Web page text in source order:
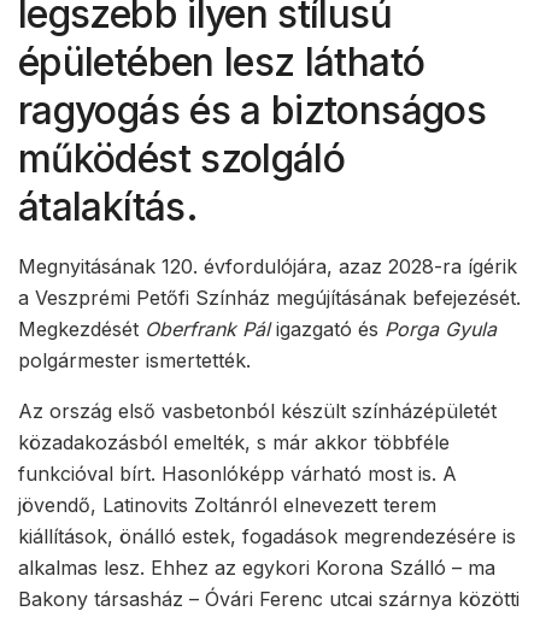
legszebb ilyen stílusú
épületében lesz látható
ragyogás és a biztonságos
működést szolgáló
átalakítás.
Megnyitásának 120. évfordulójára, azaz 2028-ra ígérik
a Veszprémi Petőfi Színház megújításának befejezését.
Megkezdését Oberfrank Páligazgató és Porga Gyula
polgármester ismertették.
Az ország első vasbetonból készült színházépületét
közadakozásból emelték, s már akkor többféle
funkcióval bírt. Hasonlóképp várható most is. A
jövendő, Latinovits Zoltánról elnevezett terem
kiállítások, önálló estek, fogadások megrendezésére is
alkalmas lesz. Ehhez az egykori Korona Szálló – ma
Bakony társasház – Óvári Ferenc utcai szárnya közötti